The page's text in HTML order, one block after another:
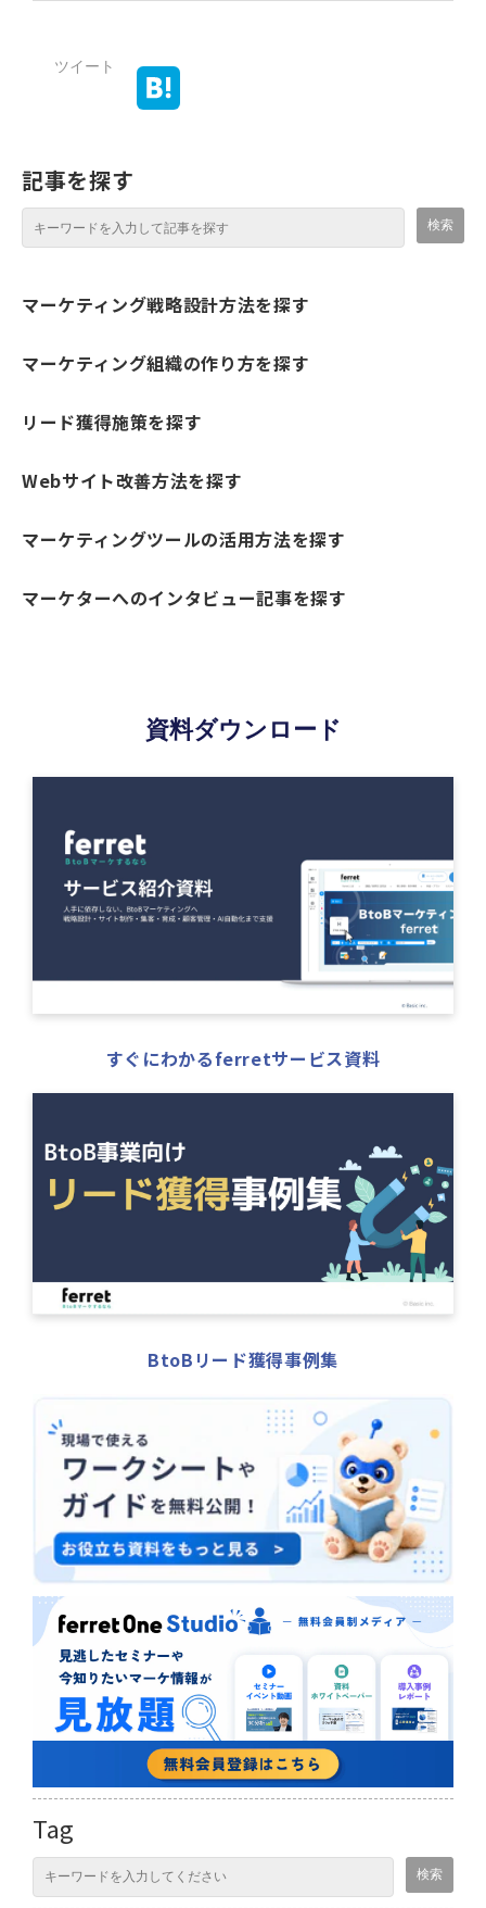
ツイート
記事を探す
マーケティング戦略設計方法を探す
マーケティング組織の作り方を探す
リード獲得施策を探す
Webサイト改善方法を探す
マーケティングツールの活用方法を探す
マーケターへのインタビュー記事を探す
資料ダウンロード
すぐにわかるferretサービス資料
BtoBリード獲得事例集
Tag